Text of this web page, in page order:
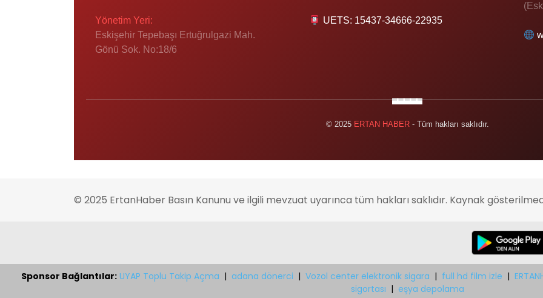
Yönetim Yeri:
Eskişehir Tepebaşı Ertuğrulgazi Mah.
Gönü Sok. No:18/6
UETS: 15437-34666-22935
© 2025 ERTAN HABER- Tüm hakları saklıdır.
© 2025 ErtanHaber Basın Kanunu ve ilgili mevzuat uyarınca tüm hakları saklıdır. Kaynak
Sponsor Bağlantılar: UYAP Toplu Takip Açma | adana dönerci | Vozol center elektronik sigara | full hd film izle |
sigortası | eşya depolama